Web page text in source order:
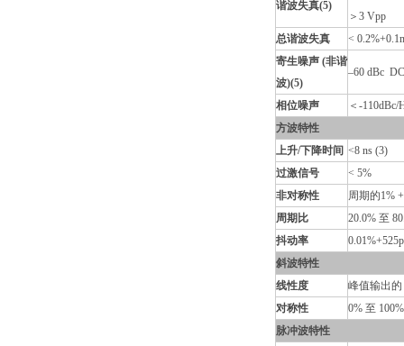
谐波失真(5)
＞3 Vpp
总谐波失真
<
寄生噪声 (非谐
波)(5)
–60 dBc
相位噪声
＜-
方波特性
上升/下降时间 <8 ns (3)
过激信号
< 5%
非对称性
周期的1%
周期比
20.0% 至
抖动率
斜波特性
线性度
峰值输出的
对称性
0% 至
脉冲波特性